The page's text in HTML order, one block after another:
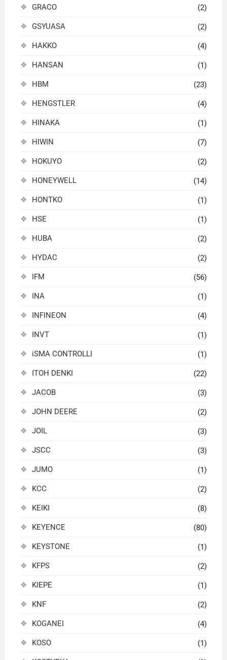
GRACO (2)
GSYUASA (2)
HAKKO (4)
HANSAN (1)
HBM (23)
HENGSTLER (4)
HINAKA (1)
HIWIN (7)
HOKUYO (2)
HONEYWELL (14)
HONTKO (1)
HSE (1)
HUBA (2)
HYDAC (2)
IFM (56)
INA (1)
INFINEON (4)
INVT (1)
iSMA CONTROLLI (1)
ITOH DENKI (22)
JACOB (3)
JOHN DEERE (2)
JOIL (3)
JSCC (3)
JUMO (1)
KCC (2)
KEIKI (8)
KEYENCE (80)
KEYSTONE (1)
KFPS (2)
KIEPE (1)
KNF (2)
KOGANEI (4)
KOSO (1)